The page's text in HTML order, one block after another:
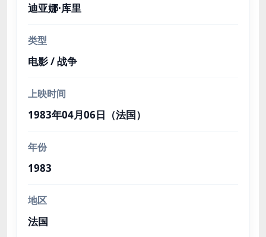
迪亚娜·库里
类型
电影 / 战争
上映时间
1983年04月06日（法国）
年份
1983
地区
法国